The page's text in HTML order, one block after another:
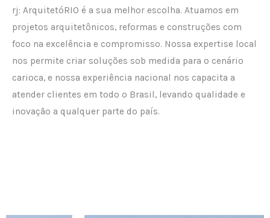
rj: ArquitetóRIO é a sua melhor escolha. Atuamos em
projetos arquitetônicos, reformas e construções com
foco na excelência e compromisso. Nossa expertise local
nos permite criar soluções sob medida para o cenário
carioca, e nossa experiência nacional nos capacita a
atender clientes em todo o Brasil, levando qualidade e
inovação a qualquer parte do país.